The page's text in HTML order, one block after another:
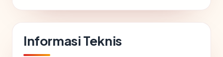
Informasi Teknis